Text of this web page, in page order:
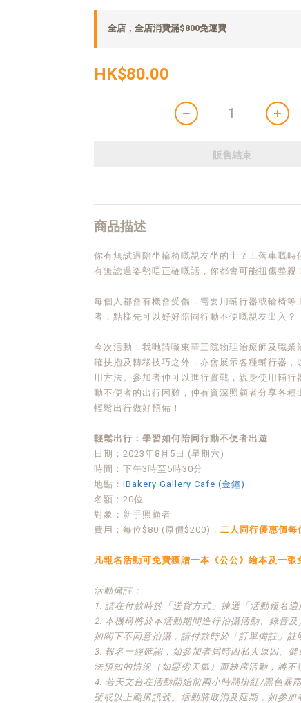
全店，全店消費滿$800免運費
HK$80.00
販售結束
商品描述
你有無試過陪坐輪椅嘅親友坐的士？上落車嘅時
有無諗過姿勢唔正確嘅話，你都會可能扭傷整親
每個人都會有機會受傷，需要用輔行器或輪椅等
者，點樣先可以好好陪同行動不便嘅親友出入？
今次活動，我哋請嚟東華三院物理治療師及職業
確扶抱及轉移技巧之外，亦會展示各種輔行器，
用方法。參加者仲可以進行實戰，親身使用輔行
動不便者的出行困難，仲有資深照顧者分享各種
輕鬆出行做好預備！
輕鬆出行：學習如何陪同行動不便者出遊
日期：2023年8月5日 (星期六)
時間：下午3時至5時30分
地點： iBakery Gallery Cafe (金鐘)
名額：20位
對象：新手照顧者
費用：每位$80 (原價$200)， 二人同行優惠價每
凡報名活動可免費獲贈一本《公公》繪本及一張
活動備註：
1. 請在付款時於「送貨方式」揀選「活動報名適
2. 本機構將於本活動期間進行拍攝活動、錄音及
如閣下不同意拍攝，請付款時於「訂單備註」註
3. 報名一經確認，如參加者屆時因私人原因、
法預知的情況（如惡劣天氣）而缺席活動，將不
4. 若天文台在活動開始前兩小時懸掛紅/黑色暴
號或以上颱風訊號。活動將取消及延期，如參加